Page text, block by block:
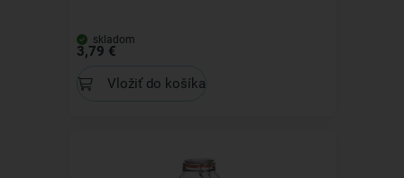
skladom
3,79 €
Vložiť do košíka